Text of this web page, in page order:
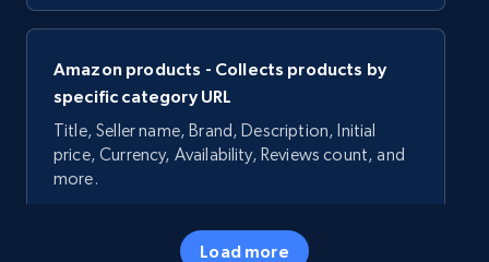
Amazon products - Collects products by
specific category URL
Title, Seller name, Brand, Description, Initial
price, Currency, Availability, Reviews count, and
more.
5.7K+
Load more